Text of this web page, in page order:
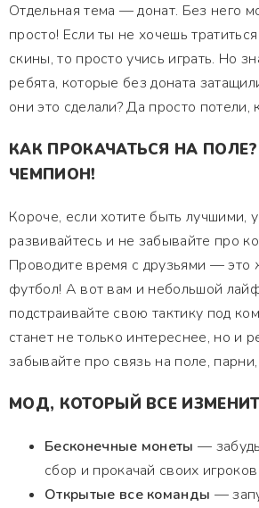
Отдельная тема — донат. Без него
просто! Если ты не хочешь
скины, то просто учись играть. Но
ребята, которые без доната
они это сделали? Да просто потели,
КАК ПРОКАЧАТЬСЯ НА
ЧЕМПИОН!
Короче, если хотите быть лучшими,
развивайтесь и не забывайте про
Проводите время с друзьями — это
футбол! А вот вам и небольшой
подстраивайте свою тактику под
станет не только интереснее, но и
забывайте про связь на поле,
МОД, КОТОРЫЙ ВСЕ
Бесконечные монеты —
сбор и прокачай своих
Открытые все команды —